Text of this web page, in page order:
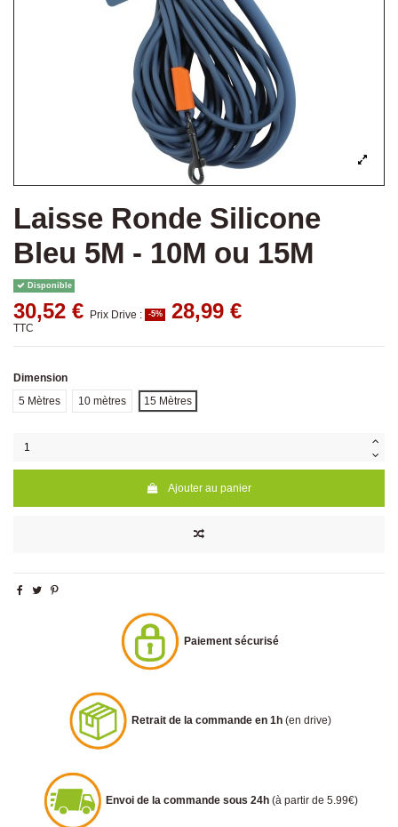
Laisse Ronde Silicone
Bleu 5M - 10M ou 15M
Disponible
30,52 € Prix Drive : -5% 28,99 €
TTC
Dimension
5 Mètres
10 mètres 15 Mètres
Ajouter au panier
Paiement sécurisé
Retrait de la commande en 1h (en drive)
Envoi de la commande sous 24h (à partir de 5.99€)